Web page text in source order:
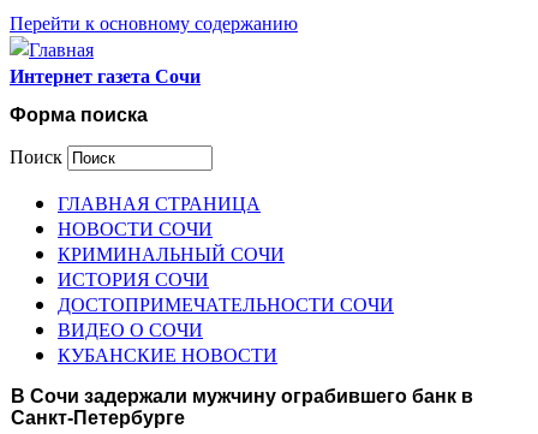
Перейти к основному содержанию
Интернет газета Сочи
Форма поиска
Поиск
ГЛАВНАЯ СТРАНИЦА
НОВОСТИ СОЧИ
КРИМИНАЛЬНЫЙ СОЧИ
ИСТОРИЯ СОЧИ
ДОСТОПРИМЕЧАТЕЛЬНОСТИ СОЧИ
ВИДЕО О СОЧИ
КУБАНСКИЕ НОВОСТИ
В Сочи задержали мужчину ограбившего банк в
Санкт-Петербурге